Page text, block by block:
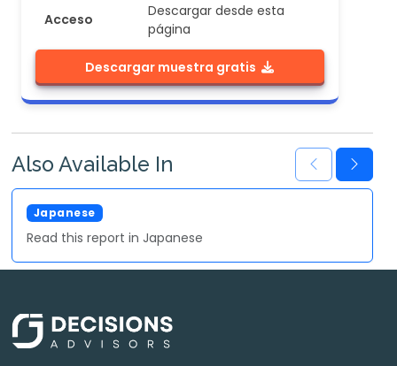
Acceso
Descargar desde esta
página
Descargar muestra gratis
Also Available In
Japanese
Read this report in Japanese